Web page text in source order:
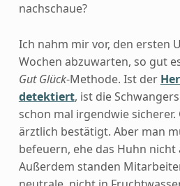
nachschaue?
Ich nahm mir vor, den ersten
Wochen abzuwarten, so gut
Gut Glück-Methode. Ist der
detektiert, ist die
schon mal irgendwie
ärztlich bestätigt. Aber man
befeuern, ehe das Huhn nicht
Außerdem standen